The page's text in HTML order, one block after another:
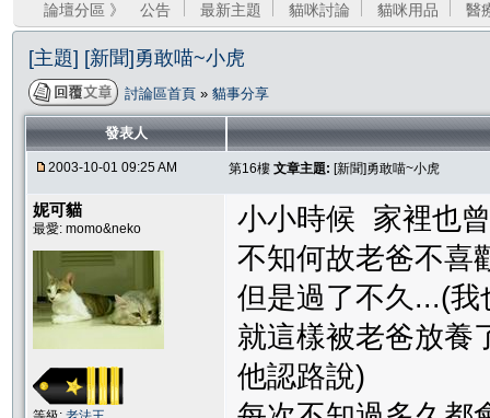
論壇分區 》 公告 最新主題 貓咪討論 貓咪用品 醫
[主題] [新聞]勇敢喵~小虎
討論區首頁 » 貓事分享
發表人
2003-10-01 09:25 AM 第16樓 文章主題: [新聞]勇敢喵~小虎
妮可貓
最愛: momo&neko
小小時候 家裡也
不知何故老爸不喜
但是過了不久...(
就這樣被老爸放養
他認路說)